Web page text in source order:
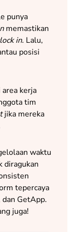
punya
memastikan
in. Lalu,
posisi
kerja
tim
jika mereka
waktu
diragukan
tepercaya
GetApp.
juga!